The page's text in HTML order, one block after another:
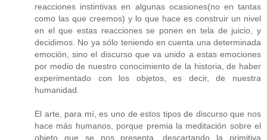
reacciones instintivas en algunas ocasiones(no en tantas
como las que creemos) y lo que hace es construir un nivel
en el que estas reacciones se ponen en tela de juicio, y
decidimos. No ya sólo teniendo en cuenta una determinada
emoción, sino el discurso que va unido a estas emociones
por medio de nuestro conocimiento de la historia, de haber
experimentado con los objetos, es decir, de nuestra
humanidad.
El arte, para mí, es uno de estos tipos de discurso que nos
hace más humanos, porque premia la meditación sobre el
objeto que se nos presenta, descartando la primitiva